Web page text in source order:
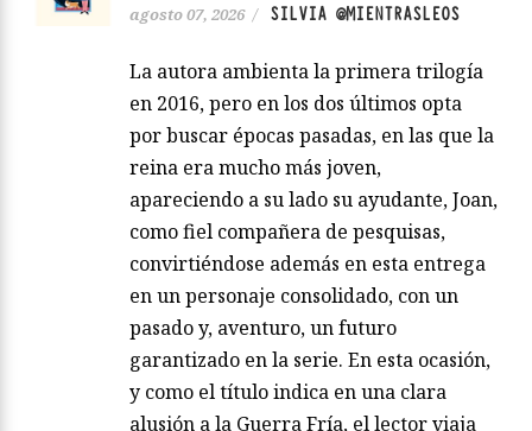
agosto 07, 2026 / SILVIA @MIENTRASLEOS
La autora ambienta la primera trilogía
en 2016, pero en los dos últimos opta
por buscar épocas pasadas, en las que la
reina era mucho más joven,
apareciendo a su lado su ayudante, Joan,
como fiel compañera de pesquisas,
convirtiéndose además en esta entrega
en un personaje consolidado, con un
pasado y, aventuro, un futuro
garantizado en la serie. En esta ocasión,
y como el título indica en una clara
alusión a la Guerra Fría, el lector viaja